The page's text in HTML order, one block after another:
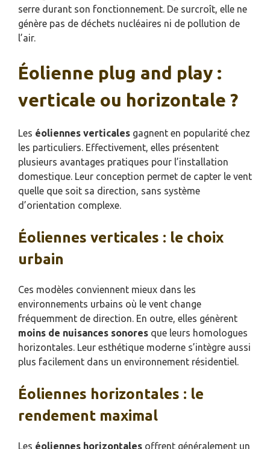
serre durant son fonctionnement. De surcroît, elle ne
génère pas de déchets nucléaires ni de pollution de
l’air.
Éolienne plug and play :
verticale ou horizontale ?
Les éoliennes verticales gagnent en popularité chez
les particuliers. Effectivement, elles présentent
plusieurs avantages pratiques pour l’installation
domestique. Leur conception permet de capter le vent
quelle que soit sa direction, sans système
d’orientation complexe.
Éoliennes verticales : le choix
urbain
Ces modèles conviennent mieux dans les
environnements urbains où le vent change
fréquemment de direction. En outre, elles génèrent
moins de nuisances sonores que leurs homologues
horizontales. Leur esthétique moderne s’intègre aussi
plus facilement dans un environnement résidentiel.
Éoliennes horizontales : le
rendement maximal
Les éoliennes horizontales offrent généralement un